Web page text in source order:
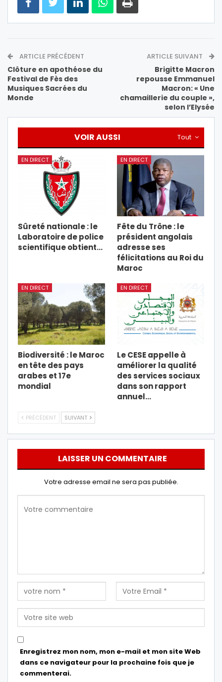
ARTICLE PRÉCÉDENT
Clôture en apothéose du
Festival de Fès des
Musiques Sacrées du
Monde
ARTICLE SUIVANT
Brigitte Macron
repousse Emmanuel
Macron: « Une
chamaillerie du couple »,
selon l’Elysée
Tout
VOIR AUSSI
EN DIRECT
Sûreté nationale : le
Laboratoire de police
scientifique obtient…
EN DIRECT
Fête du Trône : le
président angolais
adresse ses
félicitations au Roi du
Maroc
EN DIRECT
Biodiversité : le Maroc
en tête des pays
arabes et 17e
mondial
EN DIRECT
Le CESE appelle à
améliorer la qualité
des services sociaux
dans son rapport
annuel…
PRÉCÉDENT SUIVANT
LAISSER UN COMMENTAIRE
Votre adresse email ne sera pas publiée.
Enregistrez mon nom, mon e-mail et mon site Web
dans ce navigateur pour la prochaine fois que je
commenterai.